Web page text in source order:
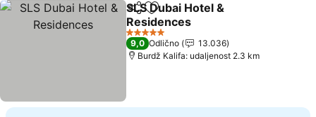
Deli Dodati u favorite
SLS Dubai Hotel &
Residences
Pogledaj cene
5 Zvezdice
9,0 Odlično
13.036
Burdž Kalifa: udaljenost 2.3 km